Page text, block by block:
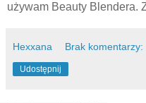
używam Beauty Blendera.
Hexxana Brak komentarzy:
Udostępnij